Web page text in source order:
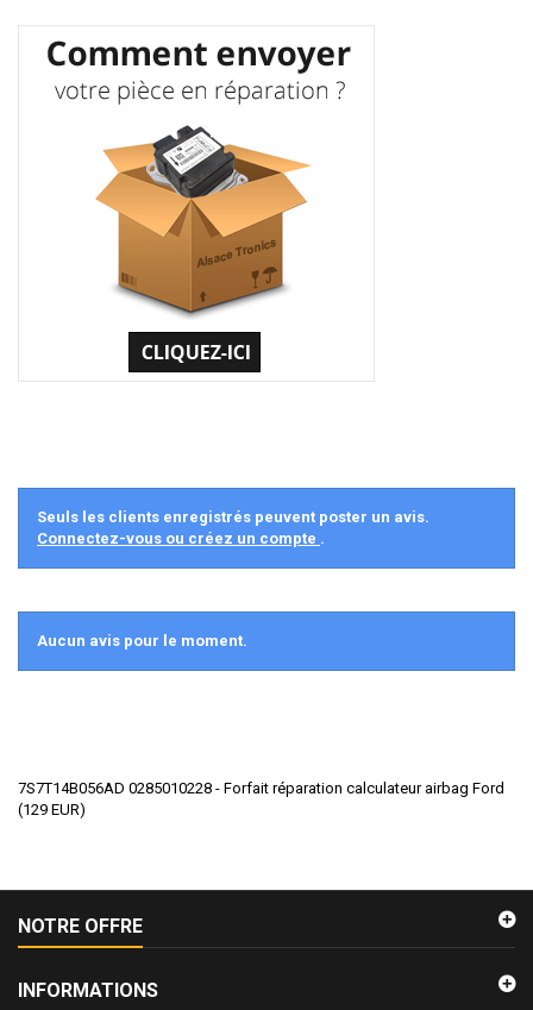
Seuls les clients enregistrés peuvent poster un avis.
Connectez-vous ou créez un compte .
Aucun avis pour le moment.
7S7T14B056AD 0285010228 - Forfait réparation calculateur airbag Ford
(129 EUR)
NOTRE OFFRE
INFORMATIONS